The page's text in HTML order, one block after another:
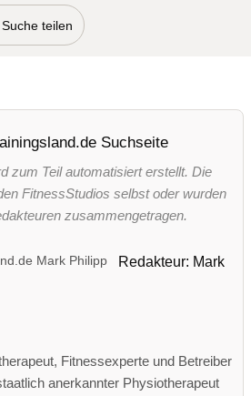
teilen
Suchseite
zum Teil automatisiert erstellt. Die
FitnessStudios selbst oder wurden
zusammengetragen.
Redakteur: Mark
Fitnessexperte und Betreiber
anerkannter Physiotherapeut